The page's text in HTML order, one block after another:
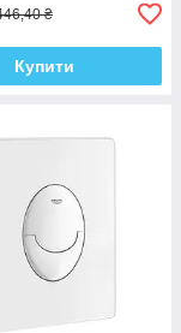
₴
Купити